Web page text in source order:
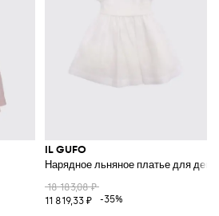
IL GUFO
Нарядное льняное платье для
18 183,08 ₽
11 819,33 ₽
-35%